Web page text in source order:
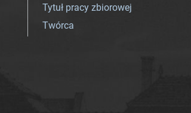
Tytuł pracy zbiorowej
Twórca